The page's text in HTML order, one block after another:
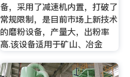
备，采用了减速机内置，打破了
常规限制，是目前市场上新技术
的磨粉设备，产量大，出粉率
高.该设备适用于矿山、冶金